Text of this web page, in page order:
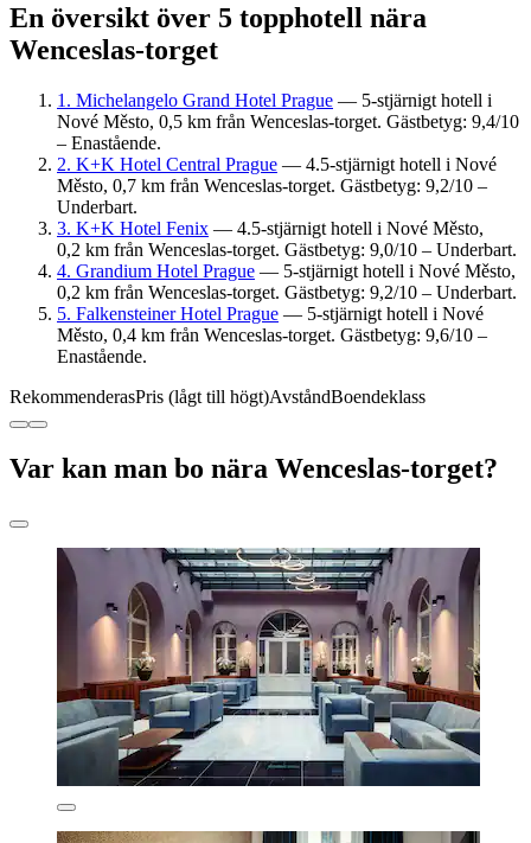
En översikt över 5 topphotell nära
Wenceslas-torget
1. Michelangelo Grand Hotel Prague — 5-stjärnigt hotell i
Nové Město, 0,5 km från Wenceslas-torget. Gästbetyg: 9,4/10
– Enastående.
2. K+K Hotel Central Prague — 4.5-stjärnigt hotell i Nové
Město, 0,7 km från Wenceslas-torget. Gästbetyg: 9,2/10 –
Underbart.
3. K+K Hotel Fenix — 4.5-stjärnigt hotell i Nové Město,
0,2 km från Wenceslas-torget. Gästbetyg: 9,0/10 – Underbart.
4. Grandium Hotel Prague — 5-stjärnigt hotell i Nové Město,
0,2 km från Wenceslas-torget. Gästbetyg: 9,2/10 – Underbart.
5. Falkensteiner Hotel Prague — 5-stjärnigt hotell i Nové
Město, 0,4 km från Wenceslas-torget. Gästbetyg: 9,6/10 –
Enastående.
RekommenderasPris (lågt till högt)AvståndBoendeklass
Var kan man bo nära Wenceslas-torget?